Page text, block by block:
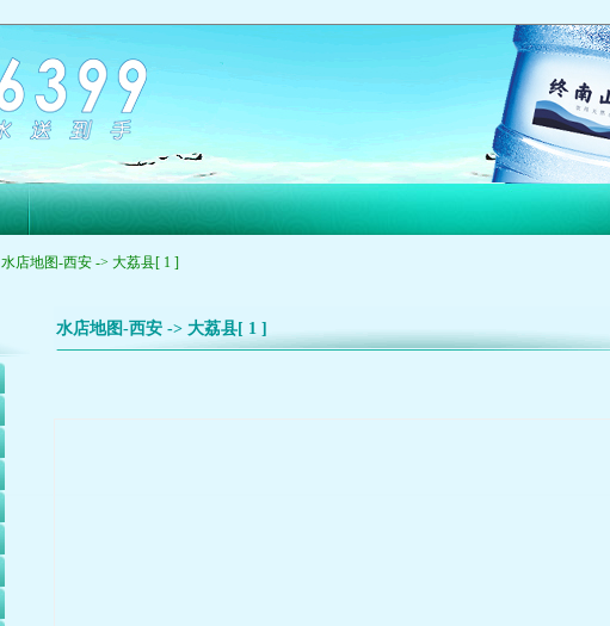
水店地图-西安 -> 大荔县[ 1 ]
水店地图-西安 -> 大荔县[ 1 ]